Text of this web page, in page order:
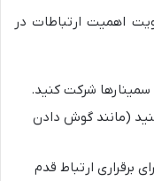
اهمیت ارتباطات در
شرکت کنید.
(مانند گوش دادن
برقراری ارتباط قدم